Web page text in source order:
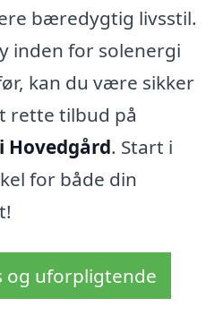
bæredygtig livsstil.
inden for solenergi
kan du være sikker
rette tilbud på
Hovedgård. Start i
for både din
og uforpligtende